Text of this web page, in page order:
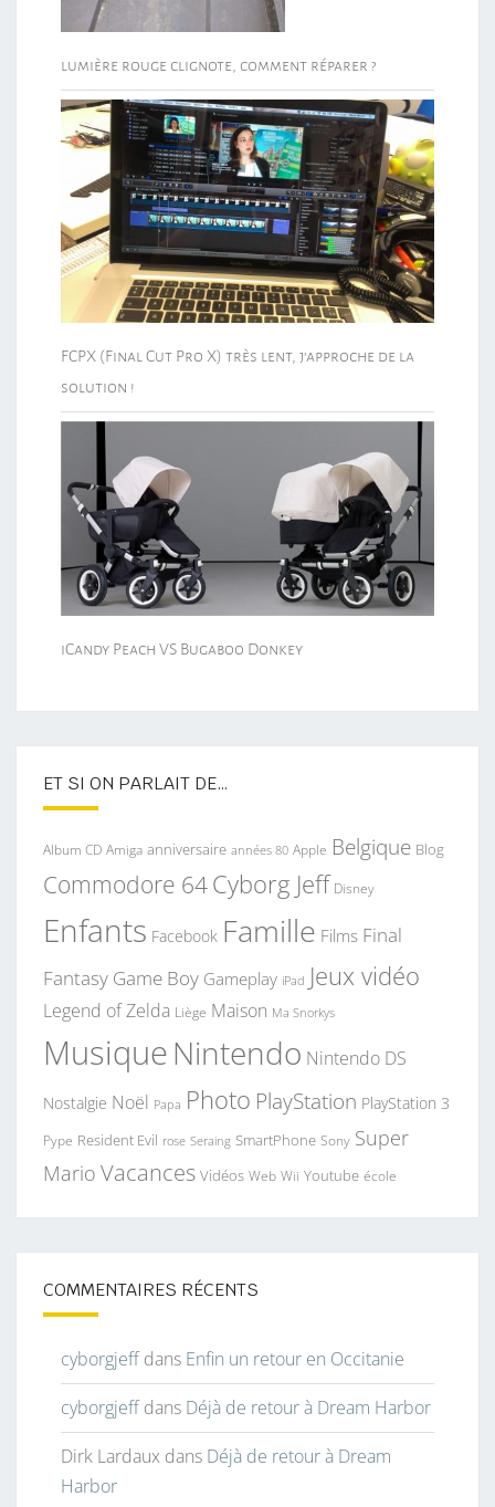
lumière rouge clignote, comment réparer ?
FCPX (Final Cut Pro X) très lent, j’approche de la
solution !
iCandy Peach VS Bugaboo Donkey
ET SI ON PARLAIT DE…
Album CD Amiga anniversaire années 80 Apple Belgique Blog
Commodore 64Cyborg Jeff Disney
Enfants Facebook Famille Films Final
Fantasy Game Boy Gameplay iPad Jeux vidéo
Legend of Zelda Liège Maison Ma Snorkys
MusiqueNintendo Nintendo DS
Nostalgie Noël Papa Photo PlayStation PlayStation 3
Pype Resident Evil rose Seraing SmartPhone Sony Super
Mario Vacances Vidéos Web Wii Youtube école
COMMENTAIRES RÉCENTS
cyborgjeffdans Enfin un retour en Occitanie
cyborgjeffdans Déjà de retour à Dream Harbor
Dirk Lardaux dans Déjà de retour à Dream
Harbor